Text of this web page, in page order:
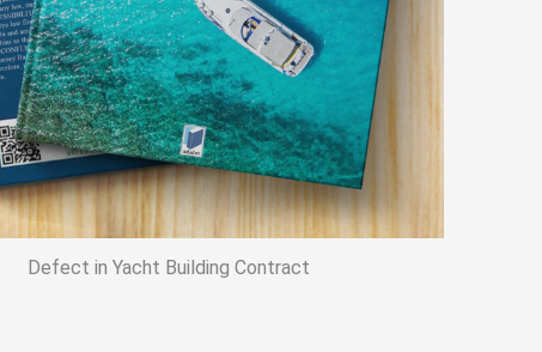
Defect in Yacht Building Contract